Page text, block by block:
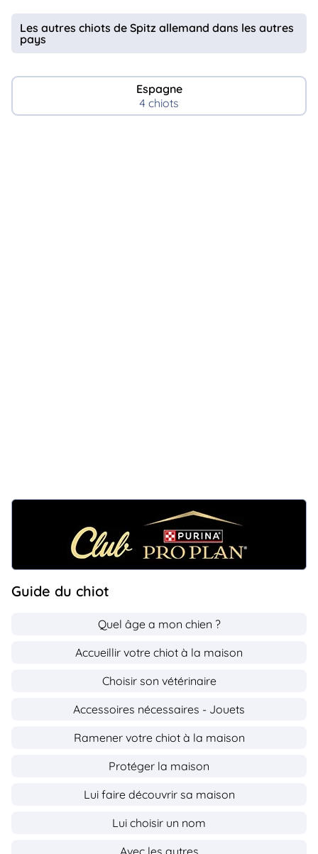
Les autres chiots de Spitz allemand dans les autres
pays
Espagne
4 chiots
Guide du chiot
Quel âge a mon chien ?
Accueillir votre chiot à la maison
Choisir son vétérinaire
Accessoires nécessaires - Jouets
Ramener votre chiot à la maison
Protéger la maison
Lui faire découvrir sa maison
Lui choisir un nom
Avec les autres